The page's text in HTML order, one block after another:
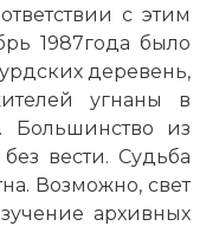
с этим
1987года было
деревень,
угнаны в
Большинство из
вести. Судьба
Возможно, свет
архивных